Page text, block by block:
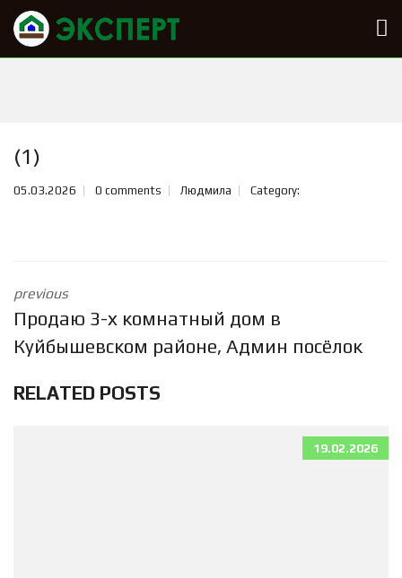
(1)
05.03.2026 0 comments Людмила Category:
previous
Продаю 3-х комнатный дом в
Куйбышевском районе, Админ посёлок
RELATED POSTS
19.02.2026